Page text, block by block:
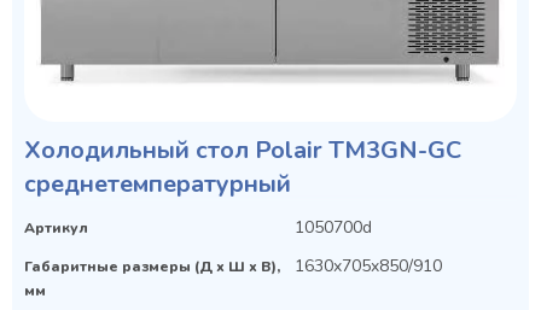
Холодильный стол Polair TM3GN-GС
среднетемпературный
Артикул 1050700d
Габаритные размеры (Д х Ш х В),
мм
1630x705x850/910